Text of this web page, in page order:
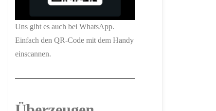
Uns gibt es auch bei WhatsApp.
Einfach den QR-Code mit dem Handy
einscannen.